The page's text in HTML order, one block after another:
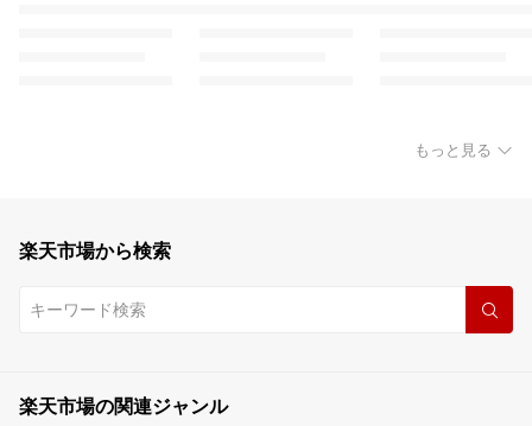
もっと見る
楽天市場から検索
楽天市場の関連ジャンル